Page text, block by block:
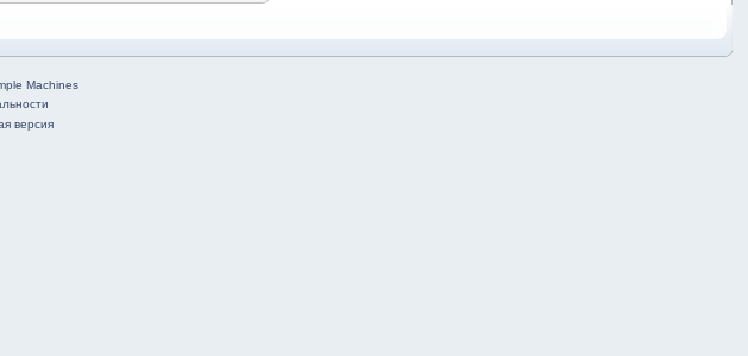
Machines
версия